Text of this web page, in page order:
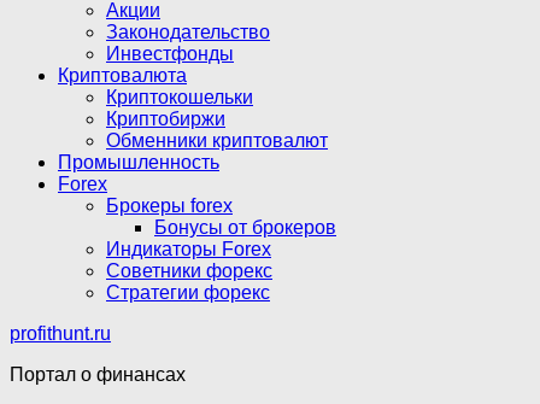
Акции
Законодательство
Инвестфонды
Криптовалюта
Криптокошельки
Криптобиржи
Обменники криптовалют
Промышленность
Forex
Брокеры forex
Бонусы от брокеров
Индикаторы Forex
Советники форекс
Стратегии форекс
profithunt.ru
Портал о финансах